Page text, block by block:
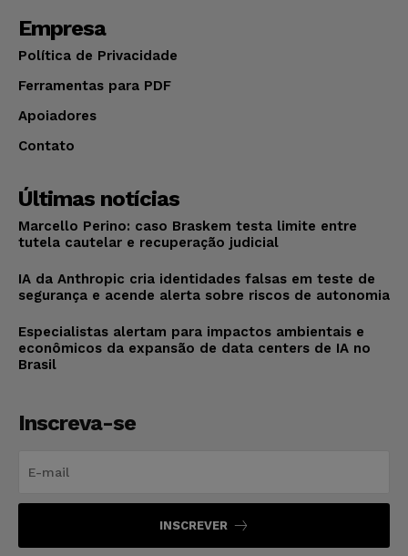
Empresa
Política de Privacidade
Ferramentas para PDF
Apoiadores
Contato
Últimas notícias
Marcello Perino: caso Braskem testa limite entre
tutela cautelar e recuperação judicial
IA da Anthropic cria identidades falsas em teste de
segurança e acende alerta sobre riscos de autonomia
Especialistas alertam para impactos ambientais e
econômicos da expansão de data centers de IA no
Brasil
Inscreva-se
INSCREVER